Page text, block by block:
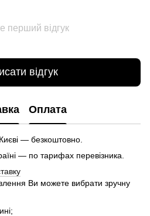
перший відгук
відгук
Оплата
— безкоштовно.
— по тарифах перевізника.
Ви можете вибрати зручну